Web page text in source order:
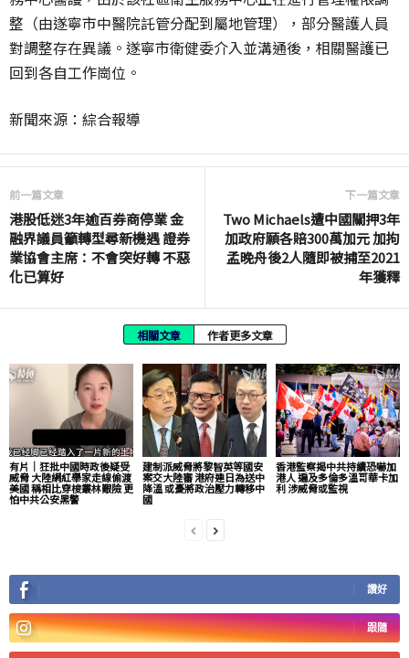
整（由遂寧市中醫院託管分配到屬地管理），部分醫護人員
對調整存在異議。遂寧市衛健委介入並溝通後，相關醫護已
回到各自工作崗位。
新聞來源：綜合報導
前一篇文章
港股低迷3年逾百券商停業 金
融界議員籲轉型尋新機遇 證券
業協會主席：不會突好轉 不惡
化已算好
下一篇文章
Two Michaels遭中國關押3年
加政府願各賠300萬加元 加拘
孟晚舟後2人隨即被捕至2021
年獲釋
相關文章 作者更多文章
有片│狂批中國時政後疑受
威脅 大陸網紅舉家走線偷渡
美國 稱相比穿梭叢林艱險 更
怕中共公安黑警
建制派威脅將黎智英等國安
案交大陸審 港府連日為送中
降溫 或憂將政治壓力轉移中
國
香港監察揭中共持續恐嚇加
港人 遍及多倫多溫哥華卡加
利 涉威脅或監視
讚好
跟隨